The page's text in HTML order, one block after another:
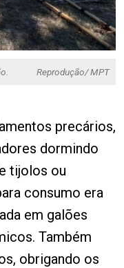
Reprodução/ MPT
precários,
dormindo
tijolos ou
consumo era
em galões
Também
obrigando os